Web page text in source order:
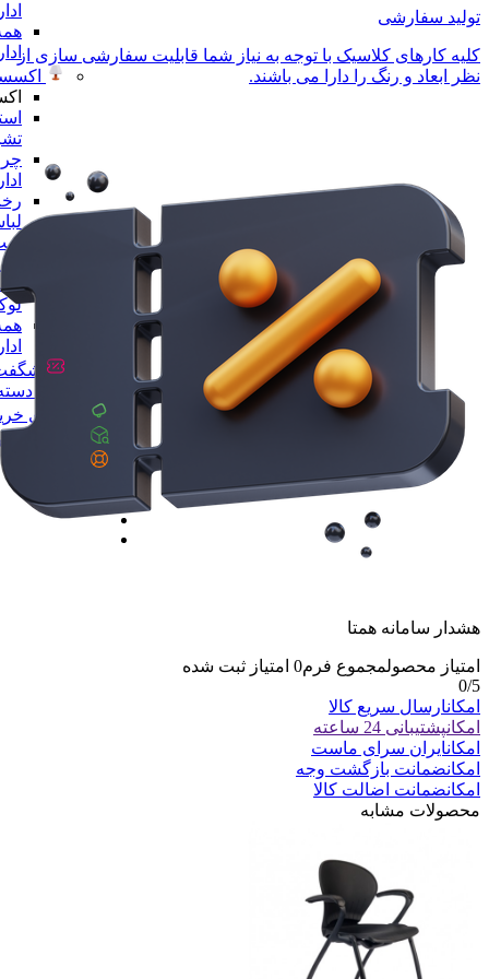
همه
راهنمای
پیگیری
تولید سفارشی
کلیه کارهای کلاسیک با توجه به نیاز شما قابلیت سفارشی سازی از
نظر ابعاد و رنگ را دارا می باشند.
هشدار سامانه همتا
امتیاز محصولمجموع فرم0 امتیاز ثبت شده
0/5
امکانارسال سریع کالا
امکانپشتیبانی 24 ساعته
امکانایران سرای ماست
امکانضمانت بازگشت وجه
امکانضمانت اضالت کالا
محصولات مشابه